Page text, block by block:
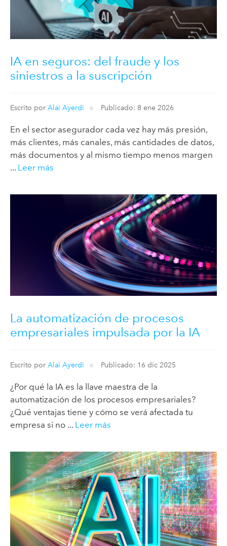
IA en seguros: del fraude y los
siniestros a la suscripción
Escrito por Alai Ayerdi Publicado: 8 ene 2026
En el sector asegurador cada vez hay más presión,
más clientes, más canales, más cantidades de datos,
más documentos y al mismo tiempo menos margen
... Leer más
La automatización de procesos
empresariales impulsada por la IA
Escrito por Alai Ayerdi Publicado: 16 dic 2025
¿Por qué la IA es la llave maestra de la
automatización de los procesos empresariales?
¿Qué ventajas tiene y cómo se verá afectada tu
empresa si no ... Leer más